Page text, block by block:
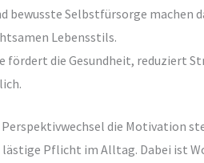
bewusste Selbstfürsorge machen
Lebensstils.
fördert die Gesundheit, reduziert
Perspektivwechsel die Motivation
Pflicht im Alltag. Dabei ist